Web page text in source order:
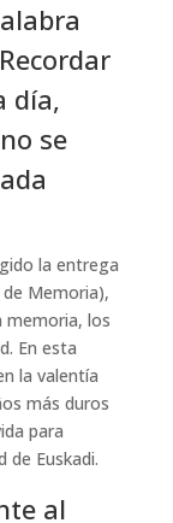
día,
se
la entrega
Memoria),
memoria, los
En esta
la valentía
más duros
para
de Euskadi.
al